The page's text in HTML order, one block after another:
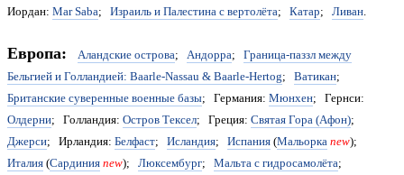
Иордан: Mar Saba; Израиль и Палестина с вертолёта; Катар; Ливан.
Европа: Аландские острова; Андорра; Граница-паззл между
Бельгией и Голландией: Baarle-Nassau & Baarle-Hertog; Ватикан;
Британские суверенные военные базы; Германия: Мюнхен; Гернси:
Олдерни; Голландия: Остров Тексел; Греция: Святая Гора (Афон);
Джерси; Ирландия: Белфаст; Исландия; Испания(Мальоркаnew);
Италия(Сардинияnew); Люксембург; Мальта с гидросамолёта;